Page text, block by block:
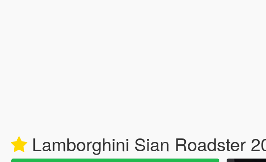
Lamborghini Sian Roadster